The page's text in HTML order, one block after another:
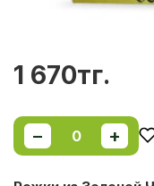
1 670тг.
− 0 +